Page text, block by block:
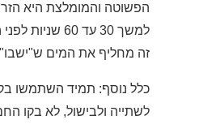
הפשוטה והמומלצת היא
למשך 30 עד 60
זה מחליף את המים ש"ישבו"
כלל נוסף: תמיד השתמשו
לשתייה ולבישול, לא בקו